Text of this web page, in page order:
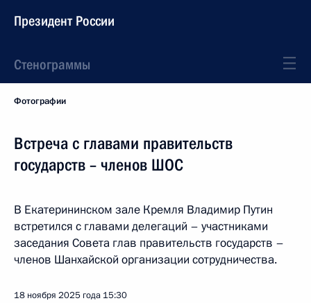
Президент России
Стенограммы
Фотографии
Встреча с главами правительств
государств – членов ШОС
В Екатерининском зале Кремля Владимир Путин
встретился с главами делегаций – участниками
заседания Совета глав правительств государств –
членов Шанхайской организации сотрудничества.
18 ноября 2025 года 15:30